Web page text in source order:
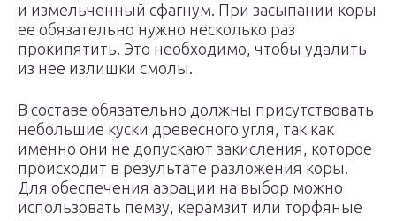
и измельченный сфагнум. При засыпании коры
ее обязательно нужно несколько раз
прокипятить. Это необходимо, чтобы удалить
из нее излишки смолы.
В составе обязательно должны присутствовать
небольшие куски древесного угля, так как
именно они не допускают закисления, которое
происходит в результате разложения коры.
Для обеспечения аэрации на выбор можно
использовать пемзу, керамзит или торфяные